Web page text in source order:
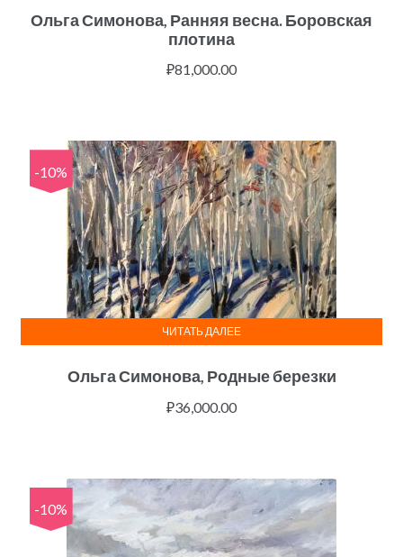
Ольга Симонова, Ранняя весна. Боровская
плотина
₽81,000.00
-10%
Ольга Симонова, Родные березки
₽36,000.00
ЧИТАТЬ ДАЛЕЕ
-10%